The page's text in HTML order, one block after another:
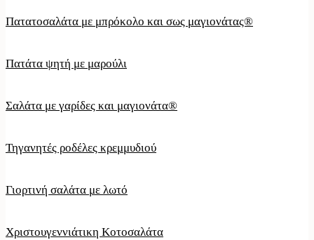
Πατατοσαλάτα με μπρόκολο και σως μαγιονάτας®
Πατάτα ψητή με μαρούλι
Σαλάτα με γαρίδες και μαγιονάτα®
Τηγανητές ροδέλες κρεμμυδιού
Γιορτινή σαλάτα με λωτό
Χριστουγεννιάτικη Κοτοσαλάτα